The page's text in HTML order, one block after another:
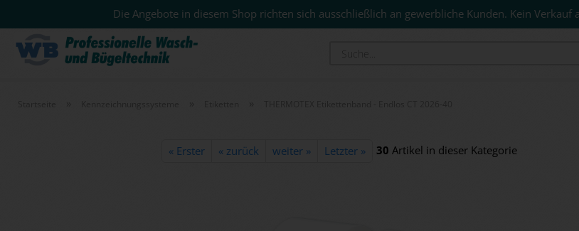
Die Angebote in diesem Shop richten sich ausschließlich an gewerbliche Kunden. Kein
« Erster « zurück weiter » Letzter » 30 Artikel in dieser Kategorie